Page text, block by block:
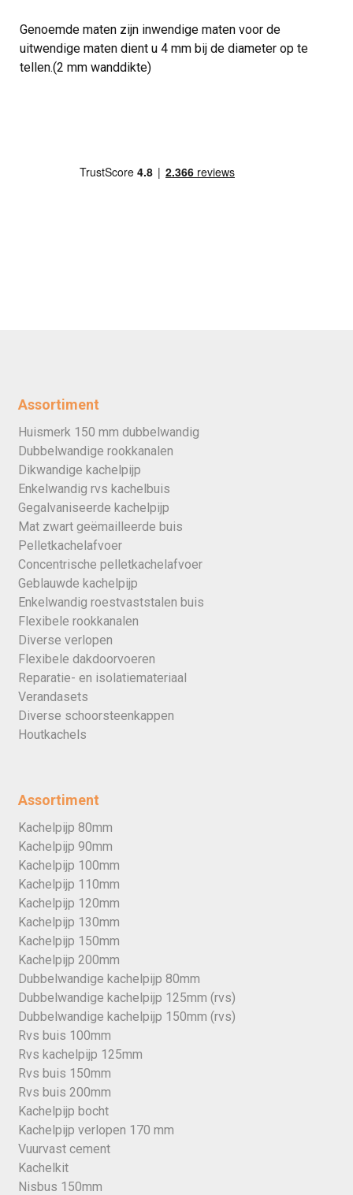
Genoemde maten zijn inwendige maten voor de
uitwendige maten dient u 4 mm bij de diameter op te
tellen.(2 mm wanddikte)
Assortiment
Huismerk 150 mm dubbelwandig
Dubbelwandige rookkanalen
Dikwandige kachelpijp
Enkelwandig rvs kachelbuis
Gegalvaniseerde kachelpijp
Mat zwart geëmailleerde buis
Pelletkachelafvoer
Concentrische pelletkachelafvoer
Geblauwde kachelpijp
Enkelwandig roestvaststalen buis
Flexibele rookkanalen
Diverse verlopen
Flexibele dakdoorvoeren
Reparatie- en isolatiemateriaal
Verandasets
Diverse schoorsteenkappen
Houtkachels
Assortiment
Kachelpijp 80mm
Kachelpijp 90mm
Kachelpijp 100mm
Kachelpijp 110mm
Kachelpijp 120mm
Kachelpijp 130mm
Kachelpijp 150mm
Kachelpijp 200mm
Dubbelwandige kachelpijp 80mm
Dubbelwandige kachelpijp 125mm (rvs)
Dubbelwandige kachelpijp 150mm (rvs)
Rvs buis 100mm
Rvs kachelpijp 125mm
Rvs buis 150mm
Rvs buis 200mm
Kachelpijp bocht
Kachelpijp verlopen 170 mm
Vuurvast cement
Kachelkit
Nisbus 150mm